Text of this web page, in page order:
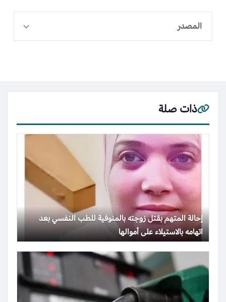
المصدر
ذات صلة
إحالة المتهم بقتل زوجته بالمنوفية للطب النفسي بعد
اتهامه بالاستيلاء على أموالها